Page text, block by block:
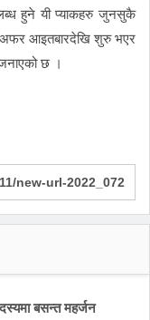
हुने यी प्याकहरु जुनसुकै
अफर आइतबारदेखि शुरु भएर
छ ।
बसन्त महर्जन